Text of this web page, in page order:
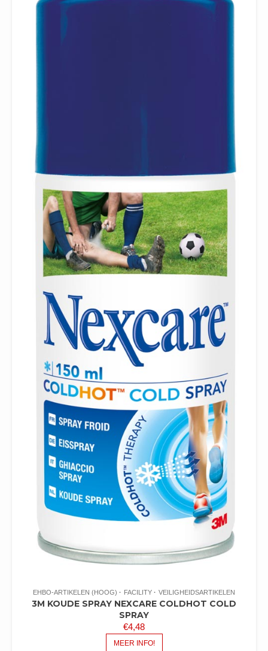
EHBO-ARTIKELEN (HOOG) FACILITY VEILIGHEIDSARTIKELEN
3M KOUDE SPRAY NEXCARE COLDHOT COLD
SPRAY
€4,48
MEER INFO!